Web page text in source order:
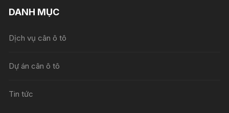
DANH MỤC
Dịch vụ cân ô tô
Dự án cân ô tô
Tin tức